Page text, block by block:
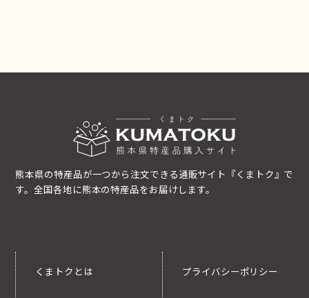
熊本県の特産品が一つから注文できる通販サイト『くまトク』で
す。全国各地に熊本の特産品をお届けします。
くまトクとは プライバシーポリシー